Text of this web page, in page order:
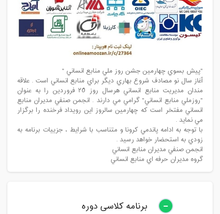
"پيش بسوي چهارمين جشن روز ملي منابع انساني "
آغاز سال نو مصادف شروع بهاري ديگر براي منابع انساني است . علاقه
مندان مديريت منابع انساني هرسال روز ٢٥ فروردين را به عنوان
"روزملي منابع انساني" گرامي مي دارند . انجمن صنفي مديران منابع
انساني مفتخر است كه چهارمين سالروز اين رويداد فرخنده را برگزار
مي نمايد .
با توجه به ادامه پاندمي كرونا و متناسب با شرايط ، جزييات برنامه به
زودي به استحضار خواهد رسيد .
انجمن صنفي مديران منابع انساني
گروه مديران حرفه اي منابع انساني
برنامه کلاسی دوره